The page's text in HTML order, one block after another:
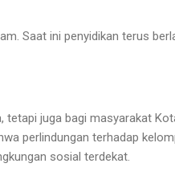
Saat ini penyidikan terus
tetapi juga bagi masyarakat
perlindungan terhadap
sosial terdekat.